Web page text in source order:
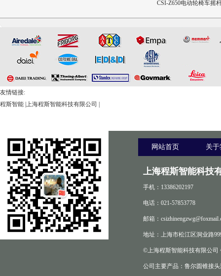
CSI-Z650电动轮椅车摇
友情链接:
程斯智能 上海程斯智能科技有限公司
网站首页 关
上海程斯智能科技
手机：13386202197
电话：021-57853778
邮箱：
地址：上海市松江区洞业路
©上海程斯智能科技有限公司
公司主要产品：鲁尔圆锥接